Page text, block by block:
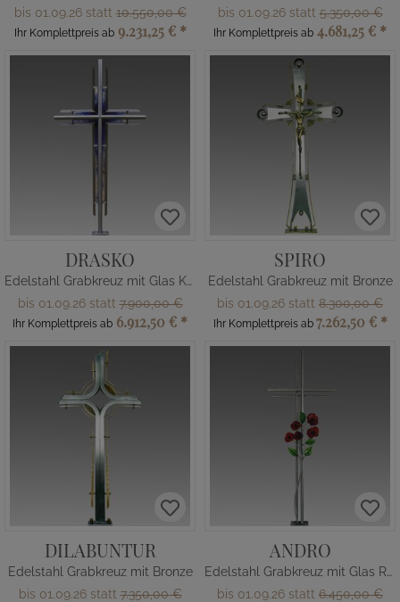
bis 01.09.26 statt10.550,00 €
Ihr Komplettpreis ab 9.231,25 € *
bis 01.09.26 statt5.350,00 €
Ihr Komplettpreis ab 4.681,25 € *
DRASKO
Edelstahl Grabkreuz mit Glas Kreuz
bis 01.09.26 statt7.900,00 €
Ihr Komplettpreis ab 6.912,50 € *
SPIRO
Edelstahl Grabkreuz mit Bronze
bis 01.09.26 statt 8.300,00 €
Ihr Komplettpreis ab 7.262,50 € *
DILABUNTUR
Edelstahl Grabkreuz mit Bronze
bis 01.09.26 statt7.350,00 €
ANDRO
Edelstahl Grabkreuz mit Glas Rosen
bis 01.09.26 statt 6.450,00 €